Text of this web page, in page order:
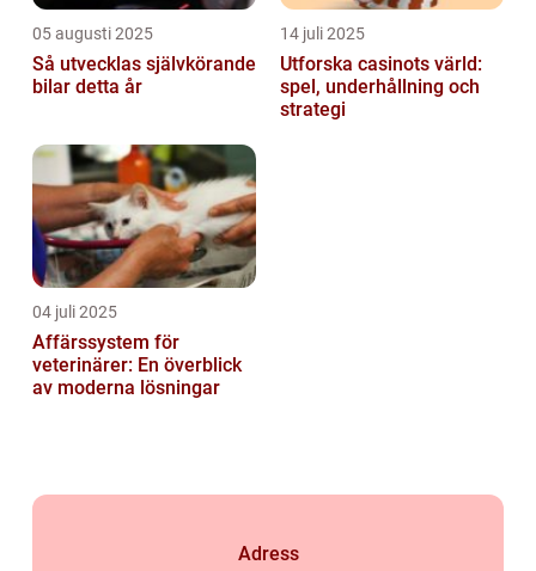
05 augusti 2025
Så utvecklas självkörande
bilar detta år
14 juli 2025
Utforska casinots värld:
spel, underhållning och
strategi
04 juli 2025
Affärssystem för
veterinärer: En överblick
av moderna lösningar
Adress